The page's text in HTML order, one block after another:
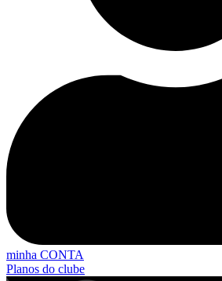
minha CONTA
Planos do clube